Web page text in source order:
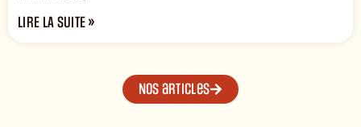
LIRE LA SUITE »
Nos articles